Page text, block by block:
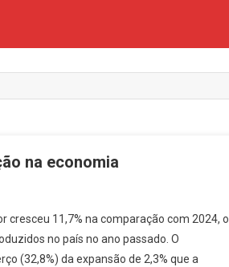
na economia
cresceu 11,7% na comparação com 2024, o
no país no ano passado. O
(32,8%) da expansão de 2,3% que a